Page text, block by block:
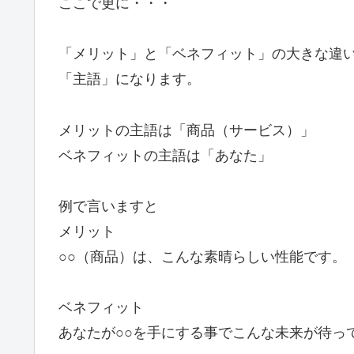
「メリット」と「ベネフィット」の大きな違
「主語」になります。
メリットの主語は「商品（サービス）」
ベネフィットの主語は「あなた」
例で言いますと
メリット
○○（商品）は、こんな素晴らしい性能です。
ベネフィット
あなたが○○を手にする事でこんな未来が待っ